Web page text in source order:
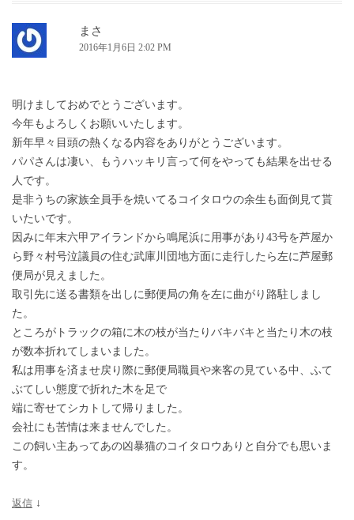
まさ
2016年1月6日 2:02 PM
明けましておめでとうございます。
今年もよろしくお願いいたします。
新年早々目頭の熱くなる内容をありがとうございます。
パパさんは凄い、もうハッキリ言って何をやっても結果を出せる
人です。
是非うちの家族全員手を焼いてるコイタロウの余生も面倒見て貰
いたいです。
因みに年末六甲アイランドから鳴尾浜に用事があり43号を芦屋か
ら野々村号泣議員の住む武庫川団地方面に走行したら左に芦屋郵
便局が見えました。
取引先に送る書類を出しに郵便局の角を左に曲がり路駐しまし
た。
ところがトラックの箱に木の枝が当たりバキバキと当たり木の枝
が数本折れてしまいました。
私は用事を済ませ戻り際に郵便局職員や来客の見ている中、ふて
ぶてしい態度で折れた木を足で
端に寄せてシカトして帰りました。
会社にも苦情は来ませんでした。
この飼い主あってあの凶暴猫のコイタロウありと自分でも思いま
す。
返信 ↓